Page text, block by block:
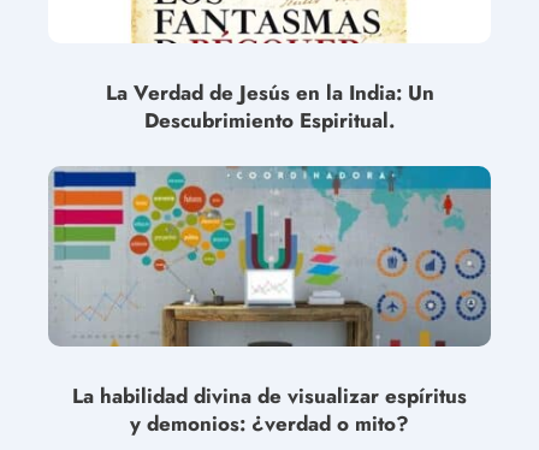
La Verdad de Jesús en la India: Un
Descubrimiento Espiritual.
La habilidad divina de visualizar espíritus
y demonios: ¿verdad o mito?